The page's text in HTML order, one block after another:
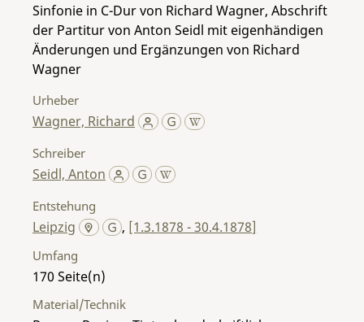
Sinfonie in C-Dur von Richard Wagner, Abschrift
der Partitur von Anton Seidl mit eigenhändigen
Änderungen und Ergänzungen von Richard
Wagner
Urheber
Wagner, Richard
Schreiber
Seidl, Anton
Entstehung
Leipzig , [1.3.1878 - 30.4.1878]
Umfang
170
Material/Technik